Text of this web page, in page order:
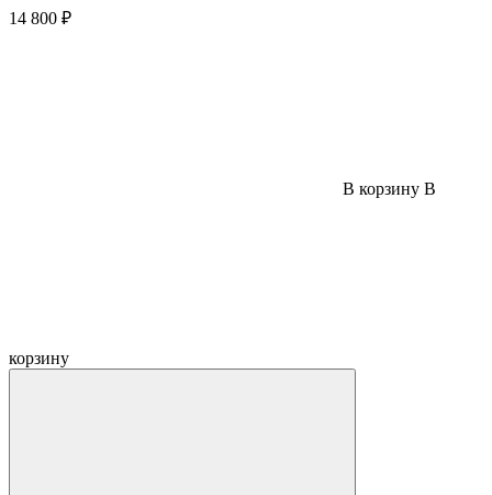
14 800 ₽
В корзину В
корзину